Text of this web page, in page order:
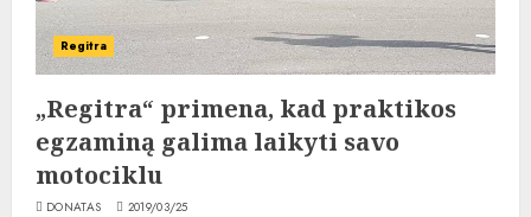
Regitra
„Regitra“ primena, kad praktikos
egzaminą galima laikyti savo
motociklu
DONATAS 2019/03/25